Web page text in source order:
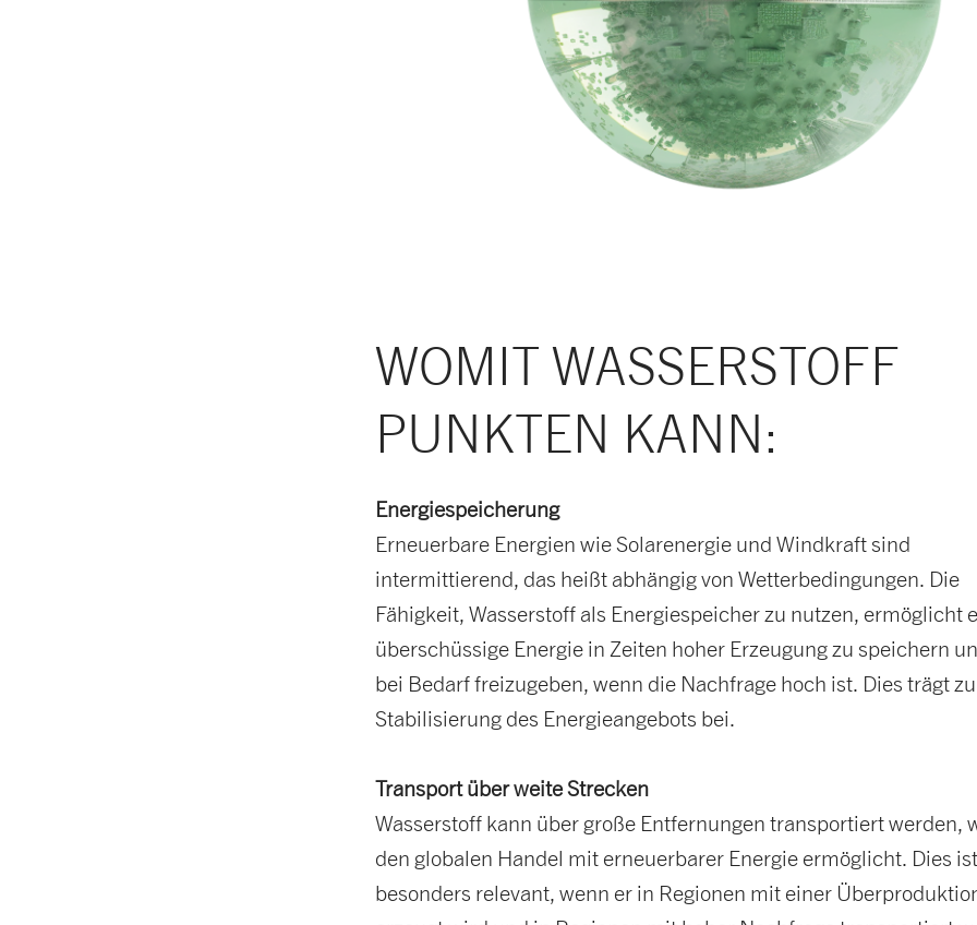
WOMIT WASSERSTOFF
PUNKTEN KANN:
Energiespeicherung
Erneuerbare Energien wie Solarenergie und Windkraft sind
intermittierend, das heißt abhängig von Wetterbedingungen. Die
Fähigkeit, Wasserstoff als Energiespeicher zu nutzen, ermöglicht
überschüssige Energie in Zeiten hoher Erzeugung zu speichern
bei Bedarf freizugeben, wenn die Nachfrage hoch ist. Dies trägt
Stabilisierung des Energieangebots bei.
Transport über weite Strecken
Wasserstoff kann über große Entfernungen transportiert werden,
den globalen Handel mit erneuerbarer Energie ermöglicht. Dies
besonders relevant, wenn er in Regionen mit einer